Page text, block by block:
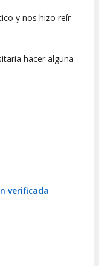
y nos hizo reír
hacer alguna
verificada